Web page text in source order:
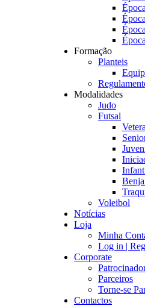
Formação
Planteis
Modalidades
Judo
Futsal
Voleibol
Notícias
Loja
Minha
Log in |
Corporate
Parceiros
Torne-se
Contactos